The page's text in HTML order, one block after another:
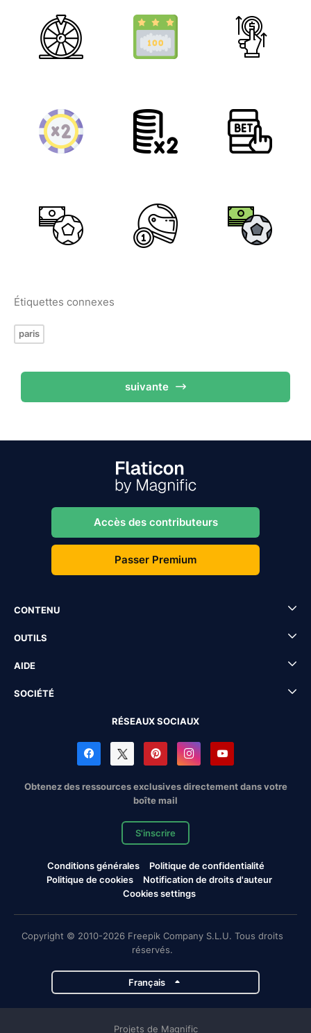
Étiquettes connexes
paris
suivante
Accès des contributeurs
Passer Premium
CONTENU
OUTILS
AIDE
SOCIÉTÉ
RÉSEAUX SOCIAUX
Obtenez des ressources exclusives directement dans votre
boîte mail
S'inscrire
Conditions générales
Politique de confidentialité
Politique de cookies
Notification de droits d'auteur
Cookies settings
Copyright © 2010-2026 Freepik Company S.L.U. Tous droits
réservés.
Français
Projets de Magnific